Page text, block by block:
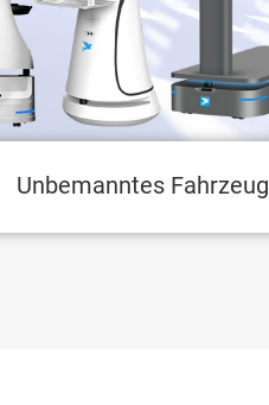
Unbemanntes Fahrzeug